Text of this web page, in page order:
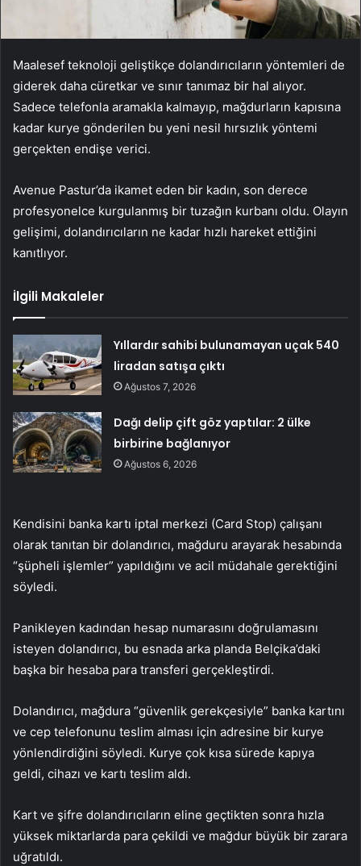
Maalesef teknoloji geliştikçe dolandırıcıların yöntemleri de
giderek daha cüretkar ve sınır tanımaz bir hal alıyor.
Sadece telefonla aramakla kalmayıp, mağdurların kapısına
kadar kurye gönderilen bu yeni nesil hırsızlık yöntemi
gerçekten endişe verici.
Avenue Pastur’da ikamet eden bir kadın, son derece
profesyonelce kurgulanmış bir tuzağın kurbanı oldu. Olayın
gelişimi, dolandırıcıların ne kadar hızlı hareket ettiğini
kanıtlıyor.
İlgili Makaleler
Yıllardır sahibi bulunamayan uçak 540
liradan satışa çıktı
Ağustos 7, 2026
Dağı delip çift göz yaptılar: 2 ülke
birbirine bağlanıyor
Ağustos 6, 2026
Kendisini banka kartı iptal merkezi (Card Stop) çalışanı
olarak tanıtan bir dolandırıcı, mağduru arayarak hesabında
“şüpheli işlemler” yapıldığını ve acil müdahale gerektiğini
söyledi.
Panikleyen kadından hesap numarasını doğrulamasını
isteyen dolandırıcı, bu esnada arka planda Belçika’daki
başka bir hesaba para transferi gerçekleştirdi.
Dolandırıcı, mağdura “güvenlik gerekçesiyle” banka kartını
ve cep telefonunu teslim alması için adresine bir kurye
yönlendirdiğini söyledi. Kurye çok kısa sürede kapıya
geldi, cihazı ve kartı teslim aldı.
Kart ve şifre dolandırıcıların eline geçtikten sonra hızla
yüksek miktarlarda para çekildi ve mağdur büyük bir zarara
uğratıldı.